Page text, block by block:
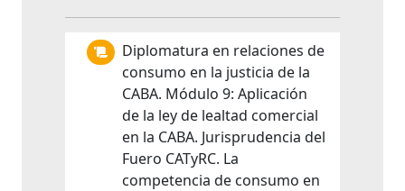
Diplomatura en relaciones de
consumo en la justicia de la
CABA. Módulo 9: Aplicación
de la ley de lealtad comercial
en la CABA. Jurisprudencia del
Fuero CATyRC. La
competencia de consumo en